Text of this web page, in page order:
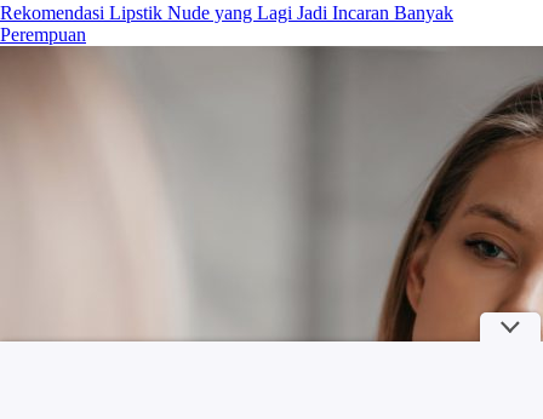
Rekomendasi Lipstik Nude yang Lagi Jadi Incaran Banyak
Perempuan